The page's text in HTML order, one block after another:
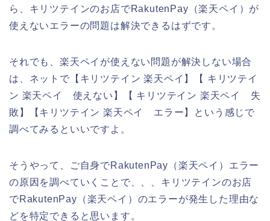
ら、キリツテインのお店でRakutenPay（楽天ペイ）が
使えないエラーの問題は解決できるはずです。
それでも、楽天ペイが使えない問題が解決しない場合
は、ネットで【キリツテイン 楽天ペイ】【 キリツテイ
ン 楽天ペイ 使えない】【 キリツテイン 楽天ペイ 失
敗】【キリツテイン 楽天ペイ エラー】という感じで
調べてみるといいですよ。
そうやって、ご自身でRakutenPay（楽天ペイ）エラー
の原因を調べていくことで、、、キリツテインのお店
でRakutenPay（楽天ペイ）のエラーが発生した理由な
どを特定できると思います。